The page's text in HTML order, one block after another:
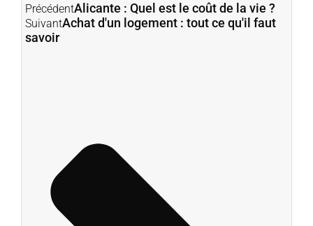
PrécédentAlicante : Quel est le coût de la vie ?
SuivantAchat d'un logement : tout ce qu'il faut
savoir